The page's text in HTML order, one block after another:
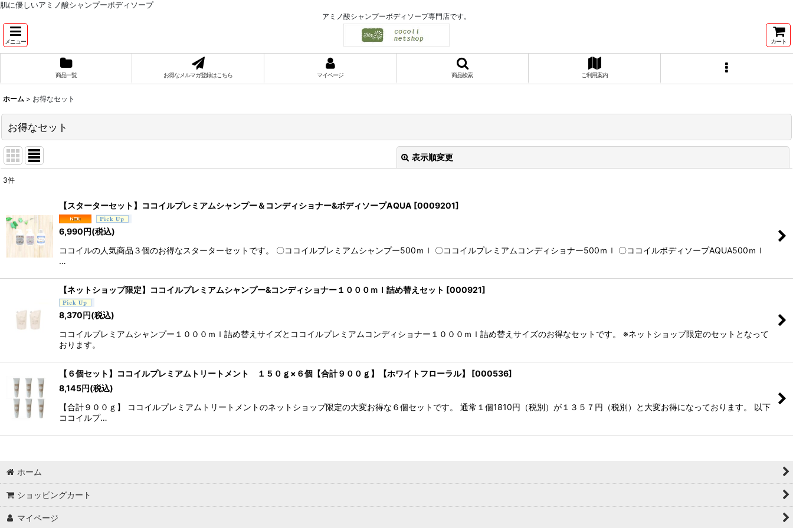
肌に優しいアミノ酸シャンプーボディソープ
アミノ酸シャンプーボディソープ専門店です。
メニュー カート
商品一覧 お得なメルマガ登録はこちら マイページ 商品検索 ご利用案内
ホーム > お得なセット
お得なセット
表示順変更
並び順
絞り込む
3件
【スターターセット】ココイルプレミアムシャンプー＆コンディショナー&ボディソープAQUA [0009201]
6,990円(税込)
ココイルの人気商品３個のお得なスターターセットです。 〇ココイルプレミアムシャンプー500ｍｌ 〇ココイルプレミアムコンディショナー500ｍｌ 〇ココイルボディソープAQUA500ｍｌ
…
【ネットショップ限定】ココイルプレミアムシャンプー&コンディショナー１０００ｍｌ詰め替えセット [000921]
8,370円(税込)
ココイルプレミアムシャンプー１０００ｍｌ詰め替えサイズとココイルプレミアムコンディショナー１０００ｍｌ詰め替えサイズのお得なセットです。 ※ネットショップ限定のセットとなって
おります。
【６個セット】ココイルプレミアムトリートメント １５０ｇ×６個【合計９００ｇ】【ホワイトフローラル】 [000536]
8,145円(税込)
【合計９００ｇ】 ココイルプレミアムトリートメントのネットショップ限定の大変お得な６個セットです。 通常１個1810円（税別）が１３５７円（税別）と大変お得になっております。 以下
ココイルプ…
ホーム
ショッピングカート
マイページ